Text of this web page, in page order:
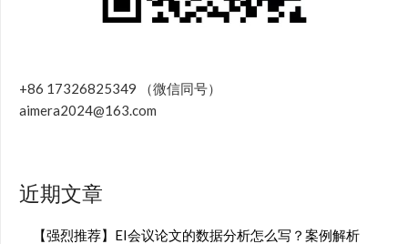
+86 17326825349 （微信同号）
aimera2024@163.com
近期文章
【强烈推荐】EI会议论文的数据分析怎么写？案例解析